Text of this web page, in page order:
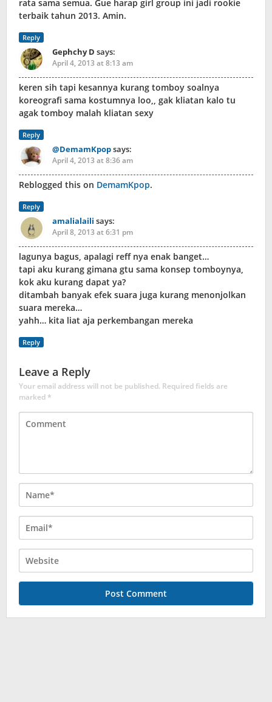
rata sama semua. Gue harap girl group ini jadi rookie
terbaik tahun 2013. Amin.
Reply
Gephchy D says:
April 4, 2013 at 8:13 am
keren sih tapi kesannya kurang tomboy soalnya
koreografi sama kostumnya loo,, gak kliatan kalo tu
agak tomboy malah kliatan sexy
Reply
@DemamKpopsays:
April 4, 2013 at 8:36 am
Reblogged this on DemamKpop.
Reply
amalialaili says:
April 8, 2013 at 6:31 pm
lagunya bagus, apalagi reff nya enak banget…
tapi aku kurang gimana gtu sama konsep tomboynya,
kok aku kurang dapat ya?
ditambah banyak efek suara juga kurang menonjolkan
suara mereka…
yahh… kita liat aja perkembangan mereka
Reply
Leave a Reply
Your email address will not be published. Required fields are
marked*